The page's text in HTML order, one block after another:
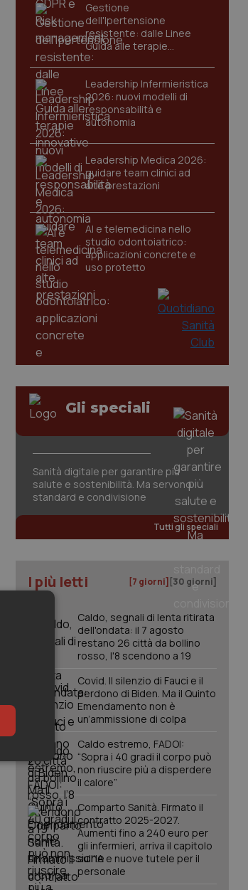
Gestione
dell'Ipertensione
resistente: dalle Linee
Guida alle terapie
innovative
Leadership Infermieristica
2026: nuovi modelli di
responsabilità e
autonomia
Leadership Medica 2026:
guidare team clinici ad
alte prestazioni
AI e telemedicina nello
studio odontoiatrico:
applicazioni concrete e
uso protetto
Gli speciali
Sanità digitale per garantire più
salute e sostenibilità. Ma servono
standard e condivisione
Tutti gli speciali
I più letti [7 giorni] [30 giorni]
Caldo, segnali di lenta ritirata
dell'ondata: il 7 agosto
restano 26 città da bollino
rosso, l'8 scendono a 19
Covid. Il silenzio di Fauci e il
perdono di Biden. Ma il Quinto
Emendamento non è
un’ammissione di colpa
Caldo estremo, FADOI:
“Sopra i 40 gradi il corpo può
non riuscire più a disperdere
il calore”
Comparto Sanità. Firmato il
contratto 2025-2027.
Aumenti fino a 240 euro per
gli infermieri, arriva il capitolo
sull'IA e nuove tutele per il
personale